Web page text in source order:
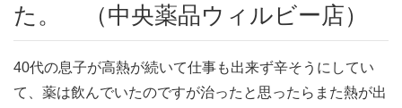
た。 （中央薬品ウィルビー店）
40代の息子が高熱が続いて仕事も出来ず辛そうにしてい
て、薬は飲んでいたのですが治ったと思ったらまた熱が出